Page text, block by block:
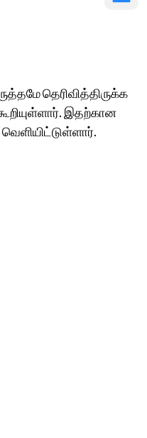
தெரிவித்திருக்க
இதற்கான